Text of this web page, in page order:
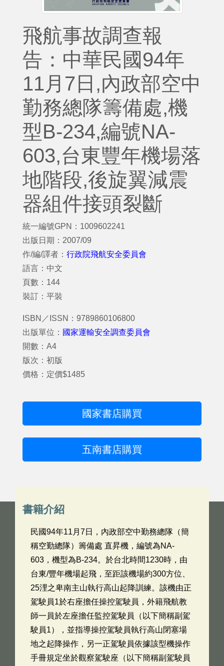
飛航事故調查報
告：中華民國94年
11月7日,內政部空中
勤務總隊籌備處,機
型B-234,編號NA-
603,台東豐年機場落
地階段,後旋翼減震
器組件接頭裂斷
統一編號GPN：1009602241
出版日期：2007/09
作/編/譯者： 行政院飛航安全委員會
語言：中文
頁數：144
裝訂：平裝
ISBN／ISSN：9789860106800
出版單位： 國家運輸安全調查委員會
開數：A4
版次：初版
價格：定價$1485
國家書店購買
五南書店購買
書籍介紹
民國94年11月7日，內政部空中勤務總隊（簡
稱空勤總隊）籌備處 直昇機，編號為NA-
603，機型為B-234。於台北時間1230時，由
台東/豐年機場起飛，至距該機場約300方位、
25浬之卑南主山執行高山起降訓練。該機由正
駕駛員1於右座擔任操控駕駛員，外籍飛航教
師一員於左座擔任監控駕駛員（以下簡稱副駕
駛員1），並指導操控駕駛員執行高山閉塞場
地之起降操作，另一正駕駛員依據該型機操作
手冊規定坐於觀察駕駛座（以下簡稱副駕駛員